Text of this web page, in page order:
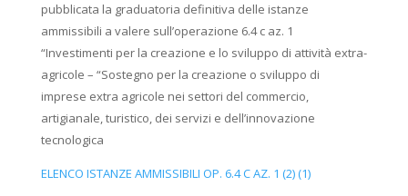
pubblicata la graduatoria definitiva delle istanze
ammissibili a valere sull’operazione 6.4 c az. 1
“Investimenti per la creazione e lo sviluppo di attività extra-
agricole – “Sostegno per la creazione o sviluppo di
imprese extra agricole nei settori del commercio,
artigianale, turistico, dei servizi e dell’innovazione
tecnologica
ELENCO ISTANZE AMMISSIBILI OP. 6.4 C AZ. 1 (2) (1)